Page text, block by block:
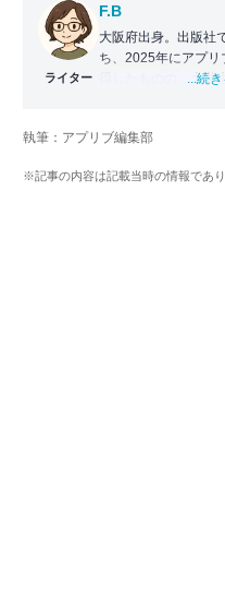
ライター
F.B
大阪府出身。出版社
ち、2025年にアプ
得したものの、大学
り添える記事を目指
...続
執筆：アプリブ編集部
※記事の内容は記載当時の情報であ